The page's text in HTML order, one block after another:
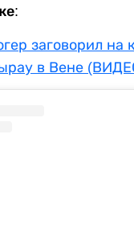
заговорил на
в Вене